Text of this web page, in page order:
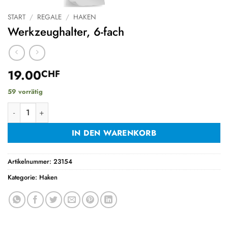
START / REGALE / HAKEN
Werkzeughalter, 6-fach
19.00CHF
59 vorrätig
Werkzeughalter, 6-fach Menge
IN DEN WARENKORB
Artikelnummer: 23154
Kategorie: Haken